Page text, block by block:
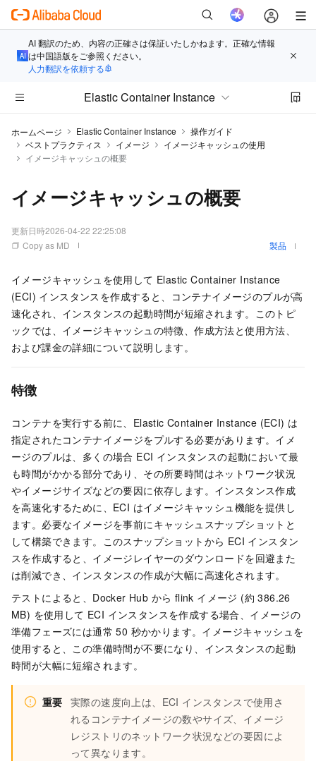
AI 翻訳のため、内容の正確さは保証いたしかねます。正確な情報
は中国語版をご参照ください。
人力翻訳を依頼する
Elastic Container Instance
ホームページ Elastic Container Instance
操作ガイド
ベストプラクティス
イメージ
イメージキャッシュの使用
イメージキャッシュの概要
イメージキャッシュの概要
更新日時2026-04-22 22:25:08
Copy as MD
製品
イメージキャッシュを使用して Elastic Container Instance
(ECI) インスタンスを作成すると、コンテナイメージのプルが高
速化され、インスタンスの起動時間が短縮されます。このトピ
ックでは、イメージキャッシュの特徴、作成方法と使用方法、
および課金の詳細について説明します。
特徴
コンテナを実行する前に、Elastic Container Instance (ECI) は
指定されたコンテナイメージをプルする必要があります。イメ
ージのプルは、多くの場合 ECI インスタンスの起動において最
も時間がかかる部分であり、その所要時間はネットワーク状況
やイメージサイズなどの要因に依存します。インスタンス作成
を高速化するために、ECI はイメージキャッシュ機能を提供し
ます。必要なイメージを事前にキャッシュスナップショットと
して構築できます。このスナップショットから ECI インスタン
スを作成すると、イメージレイヤーのダウンロードを回避また
は削減でき、インスタンスの作成が大幅に高速化されます。
テストによると、Docker Hub から flink イメージ (約 386.26
MB) を使用して ECI インスタンスを作成する場合、イメージの
準備フェーズには通常 50 秒かかります。イメージキャッシュを
使用すると、この準備時間が不要になり、インスタンスの起動
時間が大幅に短縮されます。
重要 実際の速度向上は、ECI インスタンスで使用さ
れるコンテナイメージの数やサイズ、イメージ
レジストリのネットワーク状況などの要因によ
って異なります。